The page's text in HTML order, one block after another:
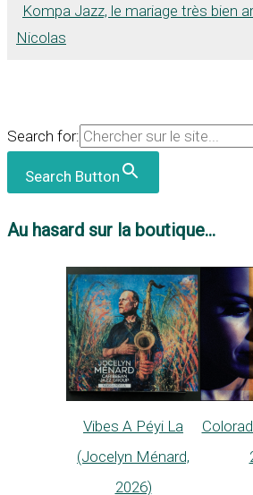
Kompa Jazz, le mariage très bien
Nicolas
Search for:
Search Button
Au hasard sur la boutique...
Vibes A Péyi La
(Jocelyn Ménard,
2026)